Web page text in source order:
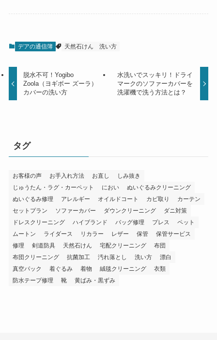
デアの通信簿 天然石けん 洗い方
脱水不可！Yogibo
Zoola（ヨギボー ズーラ）
カバーの洗い方
水洗いでスッキリ！ドライ
マークのソファーカバーを
洗濯機で洗う方法とは？
タグ
お客様の声 お手入れ方法 お直し
しみ抜き
じゅうたん・ラグ・カーペット
におい
ぬいぐるみクリーニング
ぬいぐるみ修理
アレルギー オイルドコート カビ取り
カーテン
セットプラン
ソファーカバー ダウンクリーニング
ダニ対策
ドレスクリーニング
ハイブランド バッグ修理 プレス
ペット
ムートン
ライダース リカラー レザー 保管
保管サービス
修理
剣道防具 天然石けん 宅配クリーニング
布団
布団クリーニング
抗菌加工 汚れ落とし 洗い方
漂白
真空パック
着ぐるみ 着物 絨毯クリーニング
衣類
防水テープ修理
靴 黄ばみ・黒ずみ